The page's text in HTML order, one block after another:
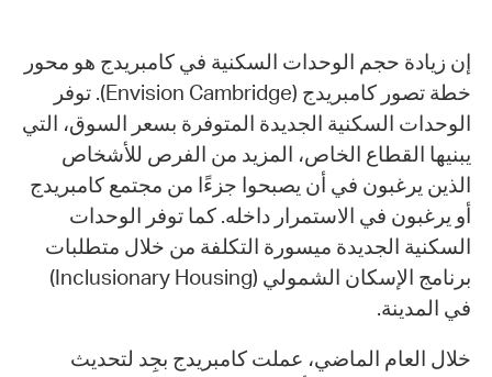
إن زيادة حجم الوحدات السكنية في كامبريدج هو محور
خطة تصور كامبريدج (Envision Cambridge). توفر
الوحدات السكنية الجديدة المتوفرة بسعر السوق، التي
يبنيها القطاع الخاص، المزيد من الفرص للأشخاص
الذين يرغبون في أن يصبحوا جزءًا من مجتمع كامبريدج
أو يرغبون في الاستمرار داخله. كما توفر الوحدات
السكنية الجديدة ميسورة التكلفة من خلال متطلبات
برنامج الإسكان الشمولي (Inclusionary Housing)
في المدينة.
خلال العام الماضي، عملت كامبريدج بجِد لتحديث